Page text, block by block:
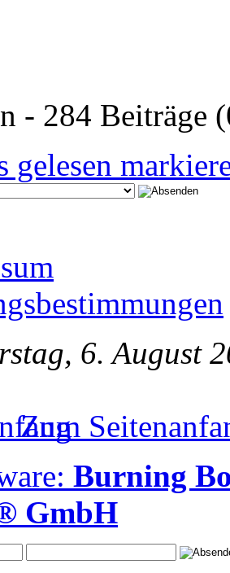
- 284 Beiträge
gelesen
6. August
Zum
Burning
GmbH